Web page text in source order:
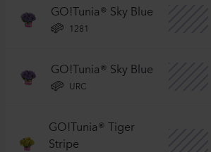
GO!Tunia® Sky Blue
1281
GO!Tunia® Sky Blue
URC
GO!Tunia® Tiger
Stripe